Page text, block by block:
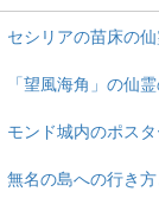
セシリアの苗床の
「望風海角」の仙
モンド城内のポス
無名の島への行き